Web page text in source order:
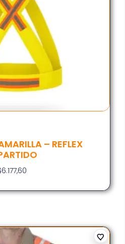
– REFLEX
6.177,60